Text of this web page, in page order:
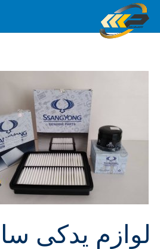
لوازم یدکی